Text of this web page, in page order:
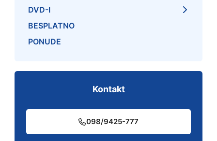
DVD-I
BESPLATNO
PONUDE
Kontakt
098/9425-777